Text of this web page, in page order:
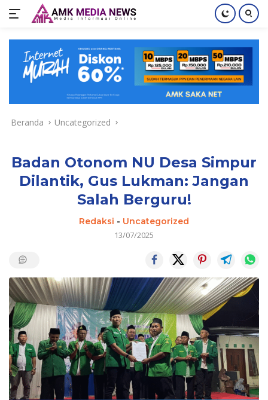
konten
Beranda Uncategorized
Badan Otonom NU Desa Simpur
Dilantik, Gus Lukman: Jangan
Salah Berguru!
Redaksi - Uncategorized
13/07/2025